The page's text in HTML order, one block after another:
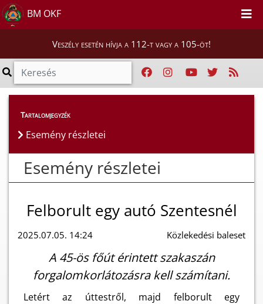
BM OKF
Veszély esetén hívja a 112-t vagy a 105-öt!
Esemény részletei
Tartalomjegyzék
Esemény részletei
Esemény részletei
Felborult egy autó Szentesnél
2025.07.05. 14:24 Közlekedési baleset
A 45-ös főút érintett szakaszán
forgalomkorlátozásra kell számítani.
Letért az úttestről, majd felborult egy